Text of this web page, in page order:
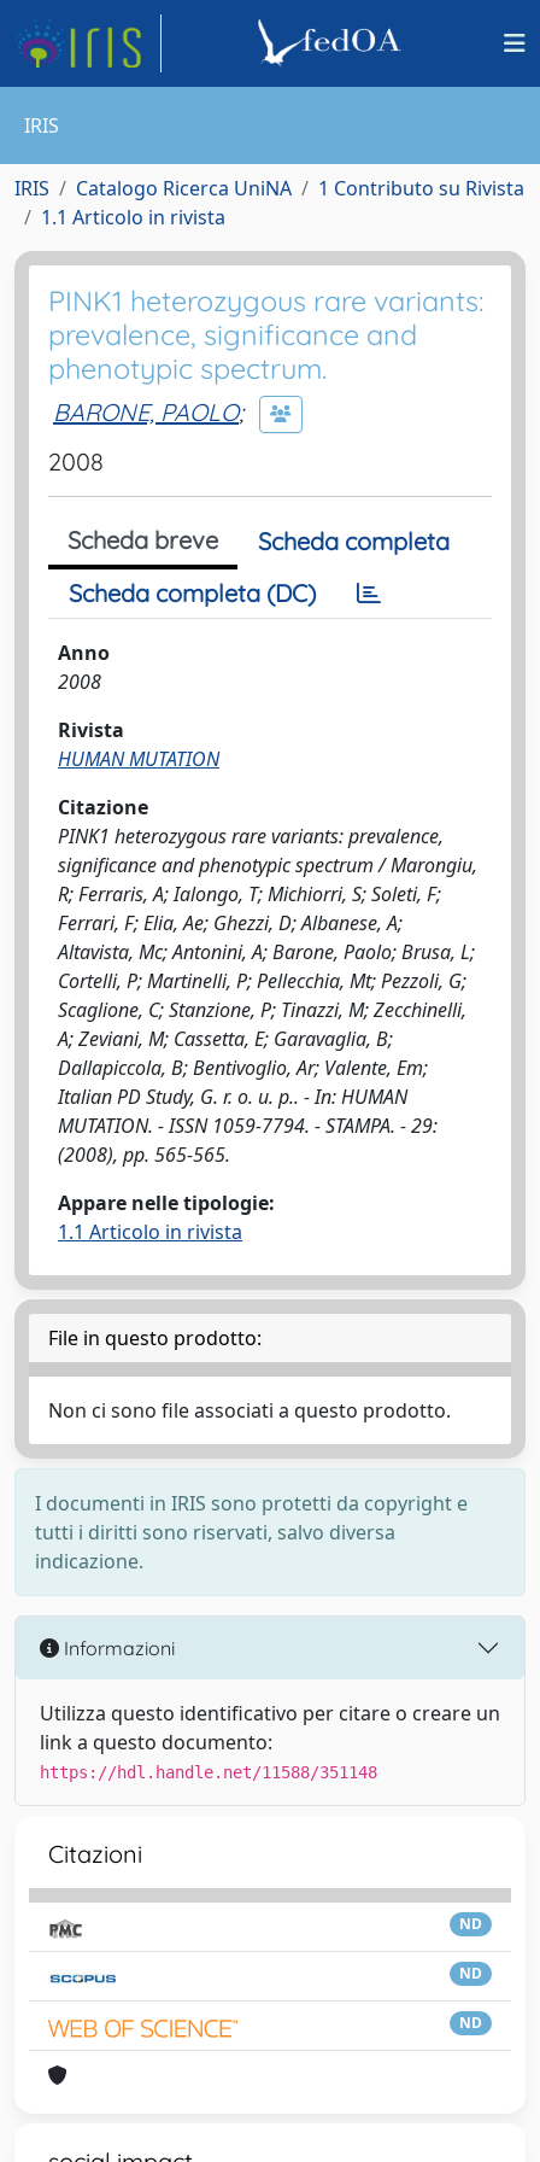
IRIS
IRIS Catalogo Ricerca UniNA
1 Contributo su Rivista
1.1 Articolo in rivista
PINK1 heterozygous rare variants:
prevalence, significance and
phenotypic spectrum.
BARONE, PAOLO;
2008
Scheda breve
Scheda completa
Scheda completa (DC)
Anno
2008
Rivista
HUMAN MUTATION
Citazione
PINK1 heterozygous rare variants: prevalence,
significance and phenotypic spectrum / Marongiu,
R; Ferraris, A; Ialongo, T; Michiorri, S; Soleti, F;
Ferrari, F; Elia, Ae; Ghezzi, D; Albanese, A;
Altavista, Mc; Antonini, A; Barone, Paolo; Brusa, L;
Cortelli, P; Martinelli, P; Pellecchia, Mt; Pezzoli, G;
Scaglione, C; Stanzione, P; Tinazzi, M; Zecchinelli,
A; Zeviani, M; Cassetta, E; Garavaglia, B;
Dallapiccola, B; Bentivoglio, Ar; Valente, Em;
Italian PD Study, G. r. o. u. p.. - In: HUMAN
MUTATION. - ISSN 1059-7794. - STAMPA. - 29:
(2008), pp. 565-565.
Appare nelle tipologie:
1.1 Articolo in rivista
File in questo prodotto:
Non ci sono file associati a questo prodotto.
I documenti in IRIS sono protetti da copyright e
tutti i diritti sono riservati, salvo diversa
indicazione.
Informazioni
Utilizza questo identificativo per citare o creare un
link a questo documento:
https://hdl.handle.net/11588/351148
Citazioni
ND
ND
ND